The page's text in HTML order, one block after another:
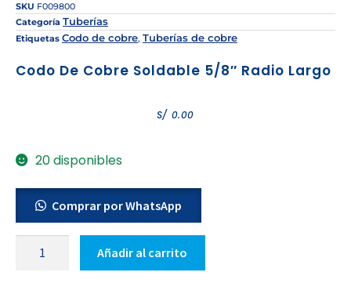
SKU F009800
Categoría Tuberías
Etiquetas Codo de cobre, Tuberías de cobre
Codo De Cobre Soldable 5/8″ Radio Largo
S/ 0.00
20 disponibles
Comprar por WhatsApp
Añadir al carrito